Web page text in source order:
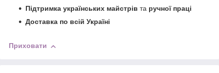
Підтримка українських майстрів та ручної праці
Доставка по всій Україні
Приховати